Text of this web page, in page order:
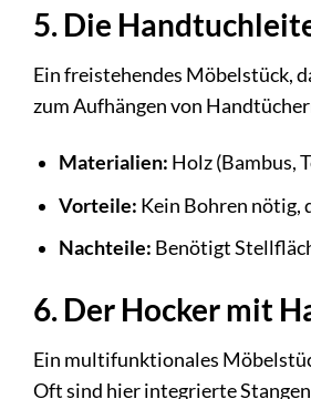
5. Die
Ein freistehendes Möbelstück,
zum Aufhängen von
Materialien: Holz (Bambus,
Vorteile: Kein Bohren nötig,
Nachteile: Benötigt
6. Der Hocker mit
Ein multifunktionales
Oft sind hier integrierte